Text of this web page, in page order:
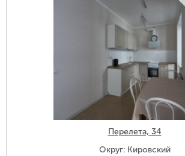
Перелета, 34
Округ: Кировский